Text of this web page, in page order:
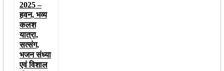
2025 –
हवन, भव्य
कलश
यात्रा,
सत्संग,
भजन संध्या
एवं विशाल